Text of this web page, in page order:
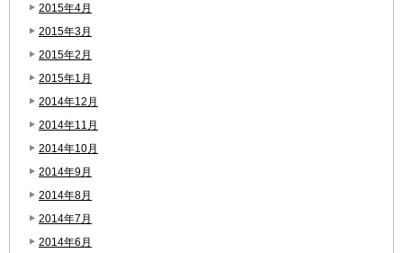
2015年4月
2015年3月
2015年2月
2015年1月
2014年12月
2014年11月
2014年10月
2014年9月
2014年8月
2014年7月
2014年6月